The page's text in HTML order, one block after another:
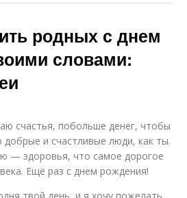
родных с днем
словами:
счастья, побольше денег, чтобы
добрые и счастливые люди, как ты.
— здоровья, что самое дорогое
Ещё раз с днем рождения!